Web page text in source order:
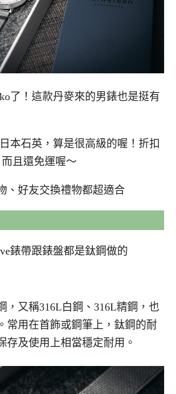
了！這款丹麥來的男錶也是挺有
本石英，算是很高級的喔！折扣
且還免運喔～
、好友交換禮物都超適合
錶帶跟錶盤都是鈦鋼做的
，又稱316L白鋼、316L精鋼，也
常用在首飾或鋼筆上，鈦鋼的耐
存及使用上相當穩定耐用。